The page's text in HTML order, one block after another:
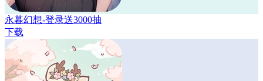
永暮幻想-登录送3000抽
下载